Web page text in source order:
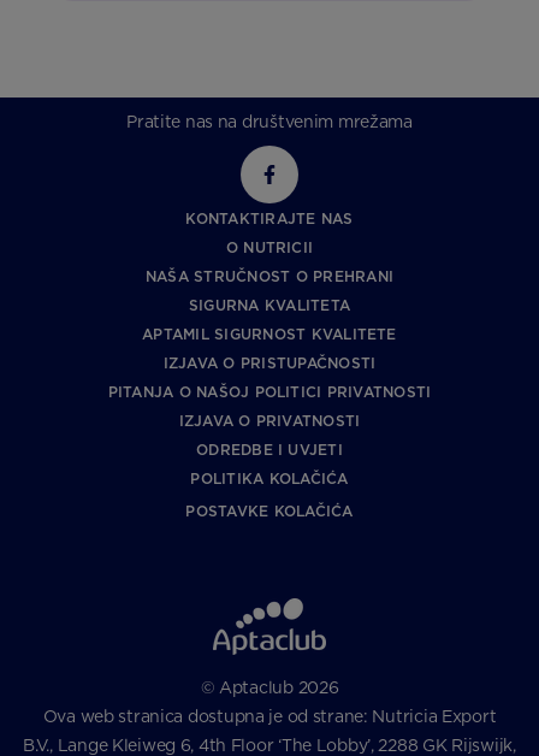
Pratite nas na društvenim mrežama
KONTAKTIRAJTE NAS
O NUTRICII
NAŠA STRUČNOST O PREHRANI
SIGURNA KVALITETA
APTAMIL SIGURNOST KVALITETE
IZJAVA O PRISTUPAČNOSTI
PITANJA O NAŠOJ POLITICI PRIVATNOSTI
IZJAVA O PRIVATNOSTI
ODREDBE I UVJETI
POLITIKA KOLAČIĆA
POSTAVKE KOLAČIĆA
© Aptaclub 2026
Ova web stranica dostupna je od strane: Nutricia Export
B.V., Lange Kleiweg 6, 4th Floor ‘The Lobby’, 2288 GK Rijswijk,